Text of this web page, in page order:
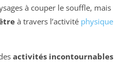
à couper le souffle, mais
à travers l’activité physique
activités incontournables